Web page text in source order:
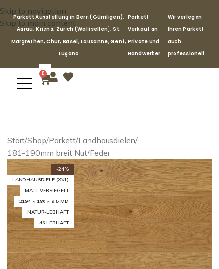
Skip to navigation
Skip to main content
Parkett Ausstellung in Bern (Gümligen),
Aarau, Kriens, Zürich (Wallisellen), St.
Margrethen, Chur, Basel, Lausanne, Genf,
Lugano
Parkett
Verkauf an
Private und
Handwerker
Wir verlegen
Ihren Parkett
auch
professionell
0
Start/Shop/Parkett/Landhausdielen/
181-190mm breit Nut/Feder
-24%
LANDHAUSDIELE (XXL)
MATT VERSIEGELT
2194 × 180 × 9.5 MM
NATUR-LEBHAFT
46 LEBHAFT